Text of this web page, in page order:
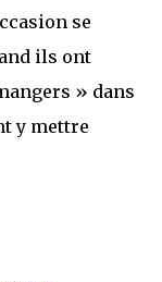
se
ils ont
» dans
y mettre